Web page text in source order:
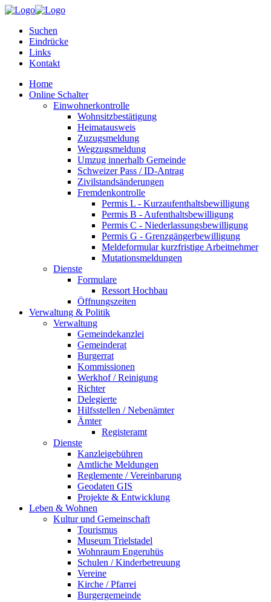
Suchen
Eindrücke
Links
Kontakt
Home
Online Schalter
Einwohnerkontrolle
Wohnsitzbestätigung
Heimatausweis
Zuzugsmeldung
Wegzugsmeldung
Umzug innerhalb Gemeinde
Schweizer Pass / ID-Antrag
Zivilstandsänderungen
Fremdenkontrolle
Permis L - Kurzaufenthaltsbewilligung
Permis B - Aufenthaltsbewilligung
Permis C - Niederlassungsbewilligung
Permis G - Grenzgängerbewilligung
Meldeformular kurzfristige Arbeitnehmer
Mutationsmeldungen
Dienste
Formulare
Ressort Hochbau
Öffnungszeiten
Verwaltung & Politik
Verwaltung
Gemeindekanzlei
Gemeinderat
Burgerrat
Kommissionen
Werkhof / Reinigung
Richter
Delegierte
Hilfsstellen / Nebenämter
Ämter
Registeramt
Dienste
Kanzleigebühren
Amtliche Meldungen
Reglemente / Vereinbarung
Geodaten GIS
Projekte & Entwicklung
Leben & Wohnen
Kultur und Gemeinschaft
Tourismus
Museum Trielstadel
Wohnraum Engeruhüs
Schulen / Kinderbetreuung
Vereine
Kirche / Pfarrei
Burgergemeinde